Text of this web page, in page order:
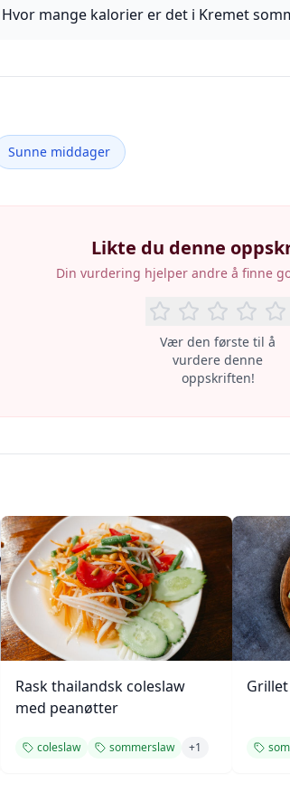
Hvor mange kalorier er det i Kremet
Sunne middager
Likte du denne
Din vurdering hjelper andre å finne
Vær den første til å
vurdere denne
oppskriften!
Rask thailandsk coleslaw
med peanøtter
coleslaw sommerslaw +1